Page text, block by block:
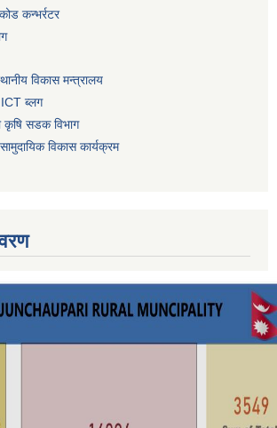
कन्भर्रटर
विकास मन्त्रालय
ICT ब्लग
कृषि सडक विभाग
विकास कार्यक्रम